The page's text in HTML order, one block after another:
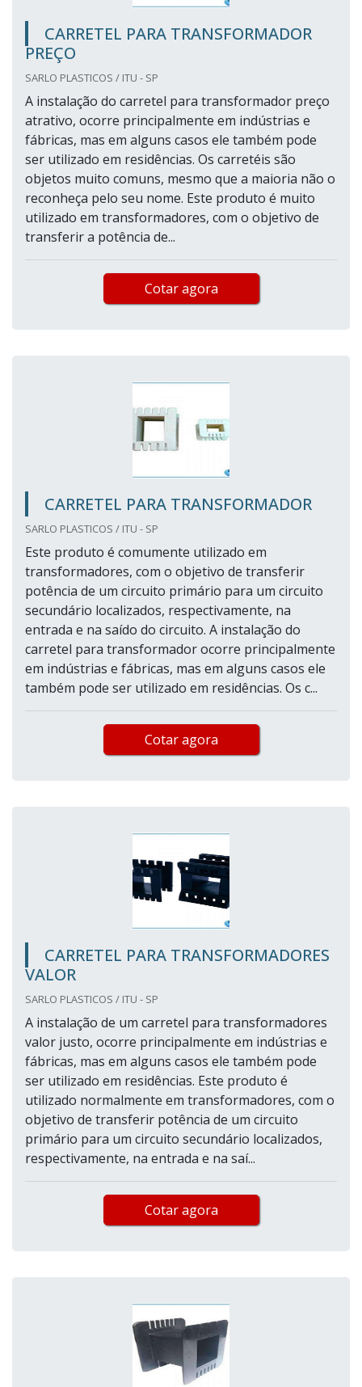
CARRETEL PARA TRANSFORMADOR
PREÇO
SARLO PLASTICOS / ITU - SP
A instalação do carretel para transformador preço
atrativo, ocorre principalmente em indústrias e
fábricas, mas em alguns casos ele também pode
ser utilizado em residências. Os carretéis são
objetos muito comuns, mesmo que a maioria não o
reconheça pelo seu nome. Este produto é muito
utilizado em transformadores, com o objetivo de
transferir a potência de...
Cotar agora
CARRETEL PARA TRANSFORMADOR
SARLO PLASTICOS / ITU - SP
Este produto é comumente utilizado em
transformadores, com o objetivo de transferir
potência de um circuito primário para um circuito
secundário localizados, respectivamente, na
entrada e na saído do circuito. A instalação do
carretel para transformador ocorre principalmente
em indústrias e fábricas, mas em alguns casos ele
também pode ser utilizado em residências. Os c...
Cotar agora
CARRETEL PARA TRANSFORMADORES
VALOR
SARLO PLASTICOS / ITU - SP
A instalação de um carretel para transformadores
valor justo, ocorre principalmente em indústrias e
fábricas, mas em alguns casos ele também pode
ser utilizado em residências. Este produto é
utilizado normalmente em transformadores, com o
objetivo de transferir potência de um circuito
primário para um circuito secundário localizados,
respectivamente, na entrada e na saí...
Cotar agora